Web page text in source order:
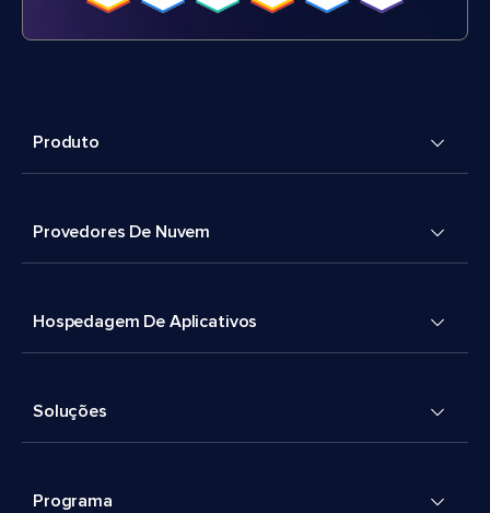
Produto
Provedores De Nuvem
Hospedagem De Aplicativos
Soluções
Programa